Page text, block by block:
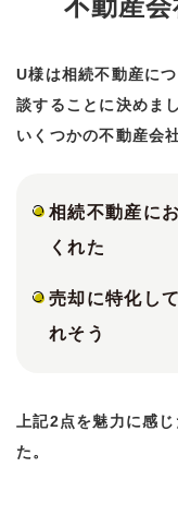
不動産
U様は相続不動産に
談することに決めまし
いくつかの不動産会
相続不動産に
くれた
売却に特化し
れそう
上記2点を魅力に感
た。